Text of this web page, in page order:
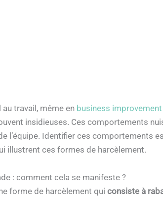
travail, même en business
insidieuses. Ces comportements
l’équipe. Identifier ces comportements
illustrent ces formes de harcèlement.
: comment cela se manifeste ?
forme de harcèlement qui consiste à